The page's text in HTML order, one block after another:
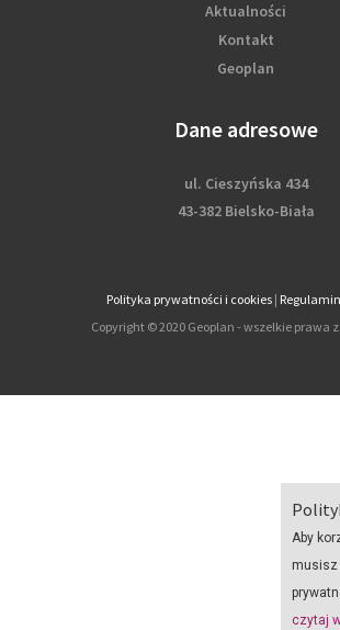
Aby
musisz
czytaj
Aktualności
Kontakt
Geoplan
Dane adresowe
ul. Cieszyńska 434
43-382 Bielsko-Biała
Polityka prywatności i cookies|
Copyright © 2020 Geoplan - wszelkie prawa